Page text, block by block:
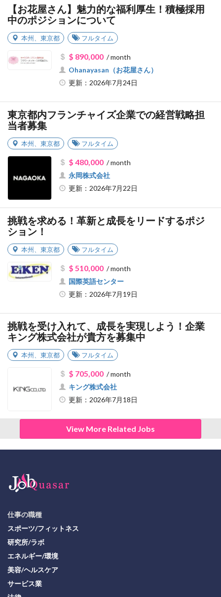
【お花屋さん】魅力的な福利厚生！積極採用
中のポジションについて
本州 東京都 フルタイム
$ 890,000/ month
Ohanayasan（お花屋さん）
更新：2026年7月24日
東京都内フランチャイズ企業での経営戦略担
当者募集
本州 東京都 フルタイム
$ 480,000/ month
永岡株式会社
更新：2026年7月22日
挑戦を求める！革新と成長をリードするポジ
ション！
本州 東京都 フルタイム
$ 510,000/ month
国際英語センター
更新：2026年7月19日
挑戦を受け入れて、成長を実現しよう！企業
キング株式会社が貴方を募集中
本州 東京都 フルタイム
$ 705,000/ month
キング株式会社
更新：2026年7月18日
View More Related Jobs
仕事の職種
スポーツ/フィットネス
研究所/ラボ
エネルギー/環境
美容/ヘルスケア
サービス業